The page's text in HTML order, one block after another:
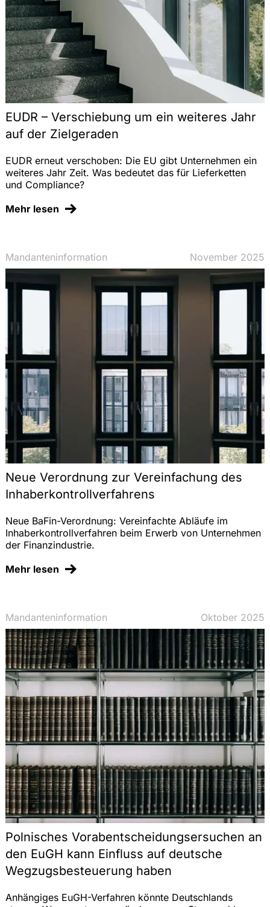
EUDR – Verschiebung um ein weiteres Jahr
auf der Zielgeraden
EUDR erneut verschoben: Die EU gibt Unternehmen ein
weiteres Jahr Zeit. Was bedeutet das für Lieferketten
und Compliance?
Mehr lesen
Mandanteninformation November 2025
Neue Verordnung zur Vereinfachung des
Inhaberkontrollverfahrens
Neue BaFin-Verordnung: Vereinfachte Abläufe im
Inhaberkontrollverfahren beim Erwerb von Unternehmen
der Finanzindustrie.
Mehr lesen
Mandanteninformation Oktober 2025
Polnisches Vorabentscheidungsersuchen an
den EuGH kann Einfluss auf deutsche
Wegzugsbesteuerung haben
Anhängiges EuGH-Verfahren könnte Deutschlands